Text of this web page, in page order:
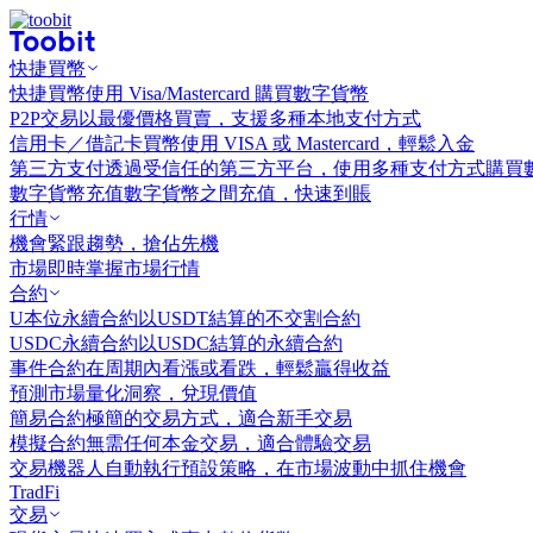
快捷買幣
快捷買幣使用 Visa/Mastercard 購買數字貨幣
P2P交易 以最優價格買賣，支援多種本地支付方式
信用卡／借記卡買幣使用 VISA 或 Mastercard，輕鬆入金
第三方支付透過受信任的第三方平台，使用多種支付方式購買
數字貨幣充值數字貨幣之間充值，快速到賬
行情
機會緊跟趨勢，搶佔先機
市場即時掌握市場行情
合約
U本位永續合約 以USDT結算的不交割合約
USDC永續合約 以USDC結算的永續合約
事件合約在周期內看漲或看跌，輕鬆贏得收益
預測市場量化洞察，兌現價值
簡易合約極簡的交易方式，適合新手交易
模擬合約無需任何本金交易，適合體驗交易
交易機器人 自動執行預設策略，在市場波動中抓住機會
TradFi
交易